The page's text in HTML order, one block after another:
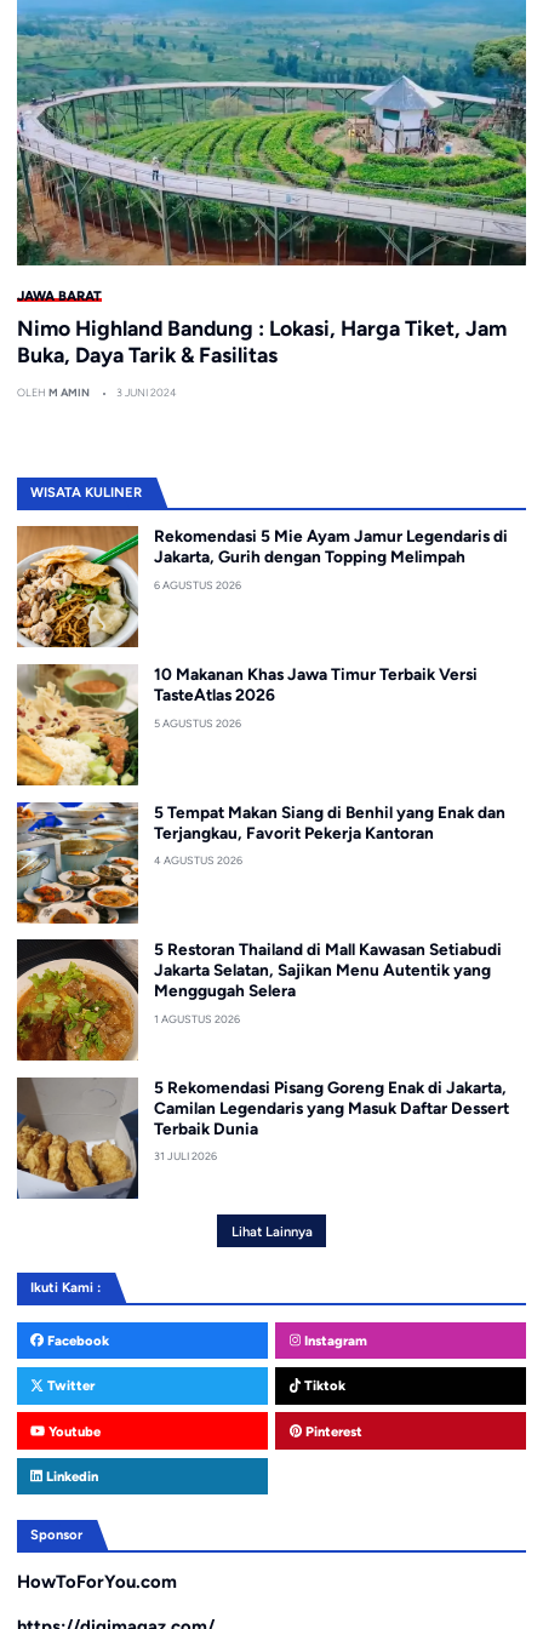
JAWA BARAT
Nimo Highland Bandung : Lokasi, Harga Tiket, Jam
Buka, Daya Tarik & Fasilitas
OLEH M AMIN 3 JUNI 2024
WISATA KULINER
Rekomendasi 5 Mie Ayam Jamur Legendaris di
Jakarta, Gurih dengan Topping Melimpah
6 AGUSTUS 2026
10 Makanan Khas Jawa Timur Terbaik Versi
TasteAtlas 2026
5 AGUSTUS 2026
5 Tempat Makan Siang di Benhil yang Enak dan
Terjangkau, Favorit Pekerja Kantoran
4 AGUSTUS 2026
5 Restoran Thailand di Mall Kawasan Setiabudi
Jakarta Selatan, Sajikan Menu Autentik yang
Menggugah Selera
1 AGUSTUS 2026
5 Rekomendasi Pisang Goreng Enak di Jakarta,
Camilan Legendaris yang Masuk Daftar Dessert
Terbaik Dunia
31 JULI 2026
Lihat Lainnya
Ikuti Kami :
Facebook Instagram
Twitter Tiktok
Youtube Pinterest
Linkedin
Sponsor
HowToForYou.com